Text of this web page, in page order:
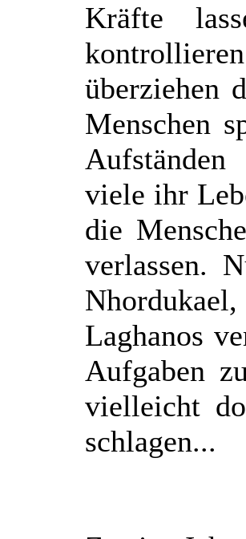
Kräfte
überziehen
Menschen
viele ihr
die
verlassen.
Laghanos
Aufgaben
vielleicht
schlagen...